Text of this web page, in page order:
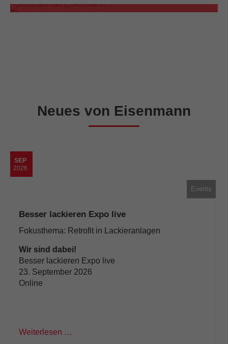
Neues von Eisenmann
SEP
2026
Events
Besser lackieren Expo live
Fokusthema: Retrofit in Lackieranlagen
Wir sind dabei!
Besser lackieren Expo live
23. September 2026
Online
Weiterlesen …